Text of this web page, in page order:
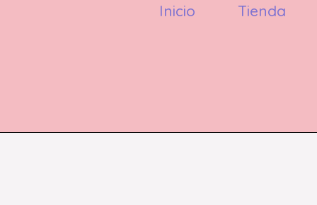
Inicio Tienda